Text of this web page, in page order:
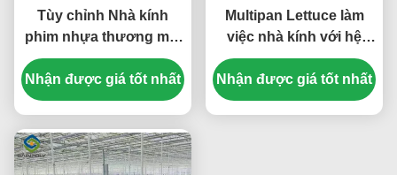
Tùy chỉnh Nhà kính
phim nhựa thương mại
cho trồng rau củ
Nhận được giá tốt nhất
Multipan Lettuce làm
việc nhà kính với hệ
thống trồng thủy sản
NFT
Nhận được giá tốt nhất